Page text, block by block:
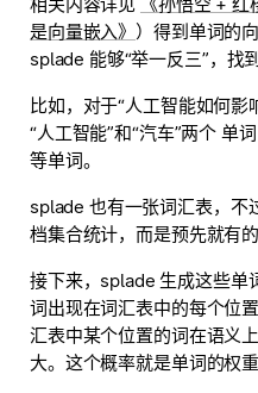
相关内容详见
《孙悟空 +
是向量嵌入》 ）得到单词的
splade 能够“举一反三”，找
比如，对于“人工智能如何影
“人工智能”和“汽车”两个 单
等单词。
splade 也有一张词汇表，不
档集合统计，而是预先就有
接下来，splade 生成这些单
词出现在词汇表中的每个位
汇表中某个位置的词在语义
大。这个概率就是单词的权重